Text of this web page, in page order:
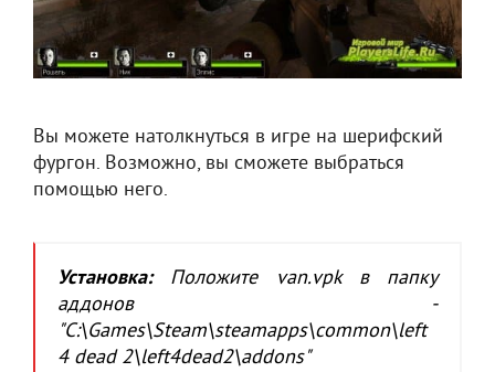
Вы можете натолкнуться в игре на шерифский
фургон. Возможно, вы сможете выбраться
помощью него.
Установка:Положите van.vpk в папку
аддонов -
"C:\Games\Steam\steamapps\common\left
4 dead 2\left4dead2\addons"